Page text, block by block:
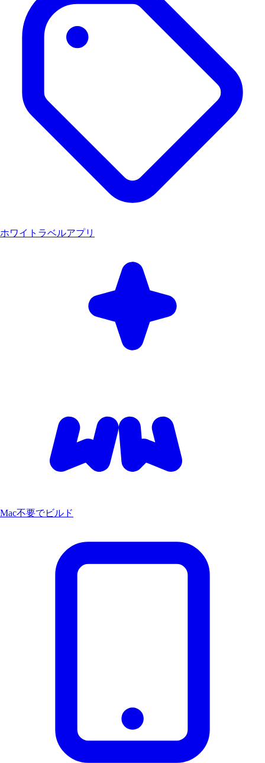
ホワイトラベルアプリ
Mac不要でビルド